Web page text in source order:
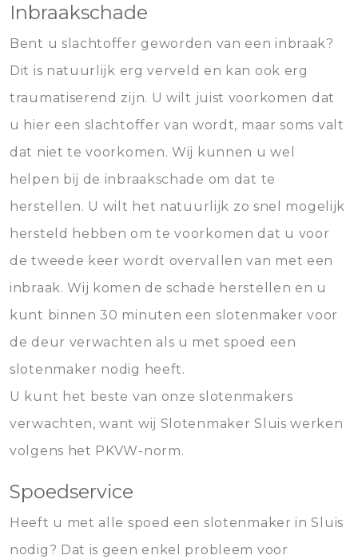
Inbraakschade
Bent u slachtoffer geworden van een inbraak?
Dit is natuurlijk erg verveld en kan ook erg
traumatiserend zijn. U wilt juist voorkomen dat
u hier een slachtoffer van wordt, maar soms valt
dat niet te voorkomen. Wij kunnen u wel
helpen bij de inbraakschade om dat te
herstellen. U wilt het natuurlijk zo snel mogelijk
hersteld hebben om te voorkomen dat u voor
de tweede keer wordt overvallen van met een
inbraak. Wij komen de schade herstellen en u
kunt binnen 30 minuten een slotenmaker voor
de deur verwachten als u met spoed een
slotenmaker nodig heeft.
U kunt het beste van onze slotenmakers
verwachten, want wij Slotenmaker Sluis werken
volgens het PKVW-norm.
Spoedservice
Heeft u met alle spoed een slotenmaker in Sluis
nodig? Dat is geen enkel probleem voor